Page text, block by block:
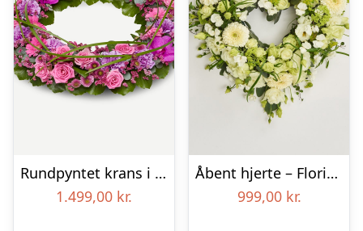
Rundpyntet krans i klassisk stil – pink
1.499,00 kr.
Åbent hjerte – Floristens kreative valg
999,00 kr.